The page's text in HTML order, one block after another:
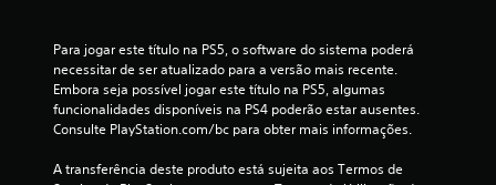
m
m
á
Para jogar este título na PS5, o software do sistema poderá
necessitar de ser atualizado para a versão mais recente.
Embora seja possível jogar este título na PS5, algumas
funcionalidades disponíveis na PS4 poderão estar ausentes.
Consulte PlayStation.com/bc para obter mais informações.
A transferência deste produto está sujeita aos Termos de